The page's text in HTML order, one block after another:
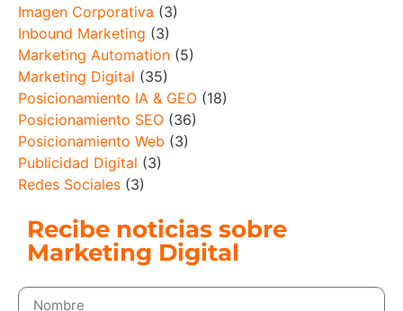
Imagen Corporativa (3)
Inbound Marketing (3)
Marketing Automation (5)
Marketing Digital (35)
Posicionamiento IA & GEO (18)
Posicionamiento SEO (36)
Posicionamiento Web (3)
Publicidad Digital (3)
Redes Sociales (3)
Recibe noticias sobre
Marketing Digital